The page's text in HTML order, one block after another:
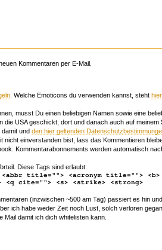
Kommentaren per E-Mail.
. Welche Emoticons du verwenden kannst, steht hier.
musst Du einen beliebigen Namen sowie eine
die USA geschickt, dort und danach auch auf
und den hier geltenden
nicht einverstanden bist, lass das Kommentieren
Kommentarabonnements werden automatisch
Diese Tags sind erlaubt:
title=""> <acronym title=""> <b>
<q cite=""> <s> <strike> <strong>
(inzwischen ~500 am Tag) passiert es hin
ich habe weder Zeit noch Lust, solch verloren
damit ich dich whitelisten kann.